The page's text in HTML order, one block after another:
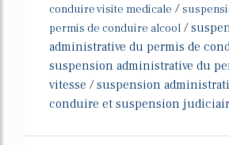
conduire visite medicale /
permis de conduire alcool /
administrative du permis de
suspension administrative du
vitesse /suspension
conduire et suspension